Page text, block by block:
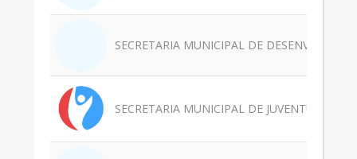
SECRETARIA MUNICIPAL DE
SECRETARIA MUNICIPAL DE JUVENTUDE,